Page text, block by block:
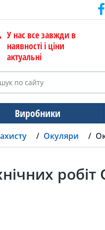
У нас все завжди в
наявності і ціни
актуальні
Виробники
Окуляри
робіт